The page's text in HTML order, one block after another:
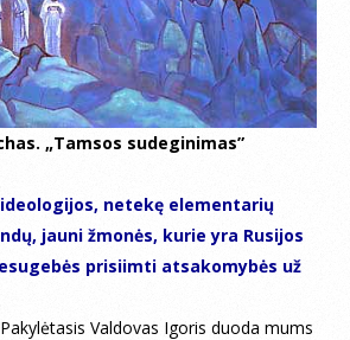
„Tamsos sudeginimas”
netekę elementarių
jauni žmonės, kurie yra Rusijos
prisiimti atsakomybės už
Valdovas Igoris duoda mums